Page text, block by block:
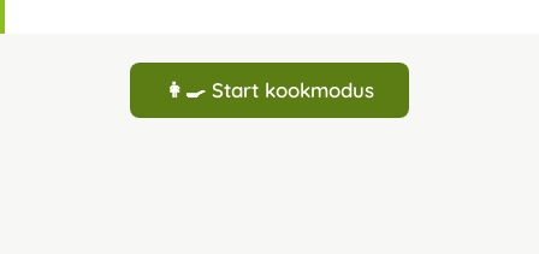
👩‍🍳 Start kookmodus